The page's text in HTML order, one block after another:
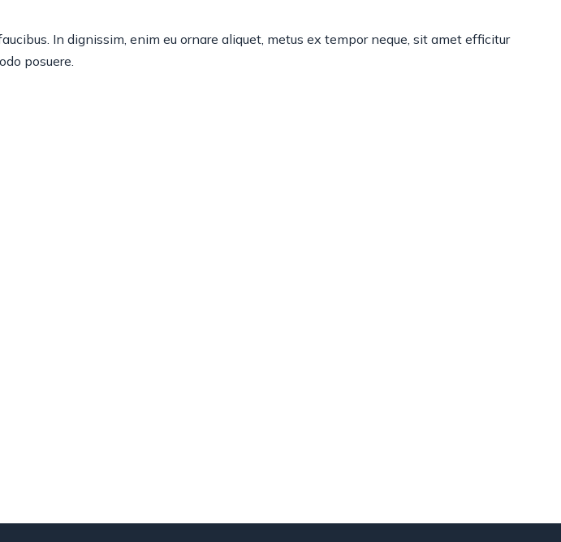
In dignissim, enim eu ornare aliquet, metus ex tempor neque, sit amet efficitur
posuere.